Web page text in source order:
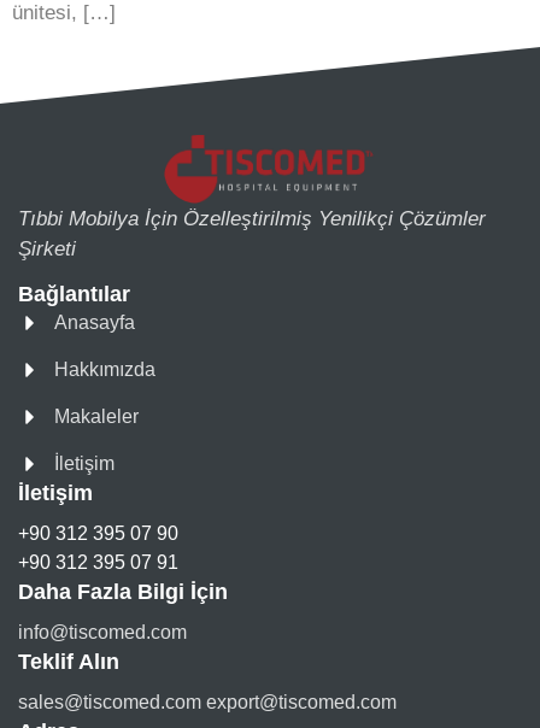
ünitesi, […]
Tıbbi Mobilya İçin Özelleştirilmiş Yenilikçi Çözümler
Şirketi
Bağlantılar
Anasayfa
Hakkımızda
Makaleler
İletişim
İletişim
+90 312 395 07 90
+90 312 395 07 91
Daha Fazla Bilgi İçin
info@tiscomed.com
Teklif Alın
sales@tiscomed.com export@tiscomed.com